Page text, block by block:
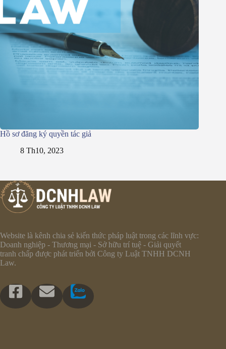
Hồ sơ đăng ký quyền tác giả
8 Th10, 2023
Website là kênh chia sẻ kiến thức pháp luật trong các lĩnh vực:
Doanh nghiệp - Thương mại - Sở hữu trí tuệ - Giải quyết
tranh chấp được phát triển bởi Công ty Luật TNHH DCNH
Law.